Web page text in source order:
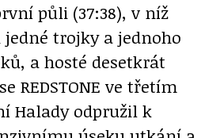
půli (37:38), v níž
trojky a jednoho
a hosté desetkrát
REDSTONE ve třetím
Halady odpružil k